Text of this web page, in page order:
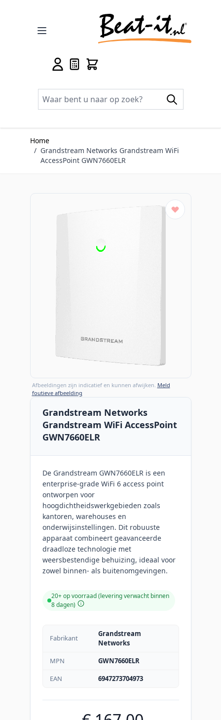
Home
/ Grandstream Networks Grandstream WiFi
AccessPoint GWN7660ELR
Afbeeldingen zijn indicatief en kunnen afwijken. Meld
foutieve afbeelding
Grandstream Networks
Grandstream WiFi AccessPoint
GWN7660ELR
De Grandstream GWN7660ELR is een
enterprise-grade WiFi 6 access point
ontworpen voor
hoogdichtheidswerkgebieden zoals
kantoren, warehouses en
onderwijsinstellingen. Dit robuuste
apparaat combineert geavanceerde
draadloze technologie met
weersbestendige behuizing, ideaal voor
zowel binnen- als buitenomgevingen.
20+ op voorraad (levering verwacht binnen
8 dagen)
Fabrikant
Grandstream
Networks
MPN
GWN7660ELR
EAN
6947273704973